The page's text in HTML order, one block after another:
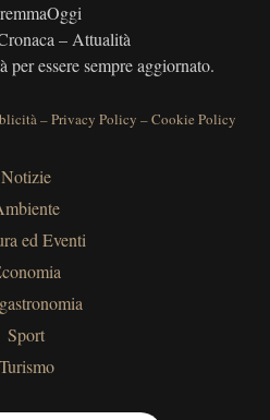
– Attualità
essere sempre aggiornato.
–Privacy Policy –Cookie Policy
Notizie
ed Eventi
Sport
Turismo